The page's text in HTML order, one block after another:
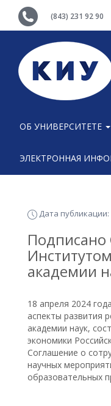
(843) 231 92 90
ОБ УНИВЕРСИТЕТЕ
ЭЛЕКТРОННАЯ
Дата публикации:
академии
18 апреля 2024
аспекты развития
академии наук,
экономики
Соглашение о
научных
образовательных